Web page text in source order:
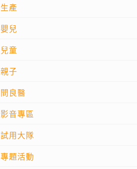
生產
嬰兒
兒童
親子
問良醫
影音專區
試用大隊
專題活動